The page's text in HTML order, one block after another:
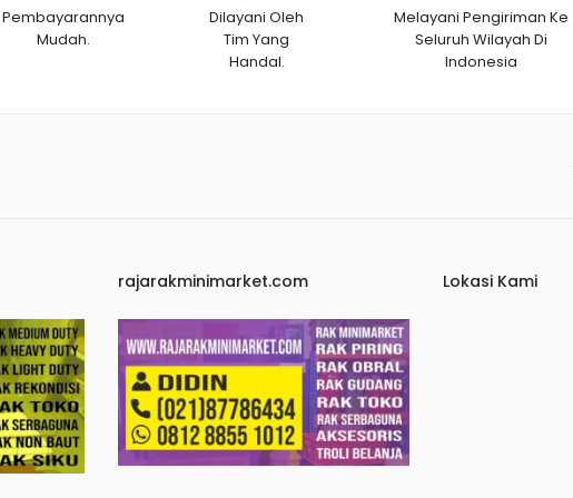
Pembayarannya
Mudah.
Dilayani Oleh
Tim Yang
Handal.
Melayani Pengiriman Ke
Seluruh Wilayah Di
Indonesia
rajarakminimarket.com Lokasi Kami